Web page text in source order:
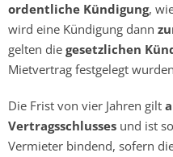
ordentliche Kündigung,
wird eine Kündigung dann
gelten die gesetzlichen
Mietvertrag festgelegt
Die Frist von vier Jahren gilt
Vertragsschlusses und ist
Vermieter bindend, sofern